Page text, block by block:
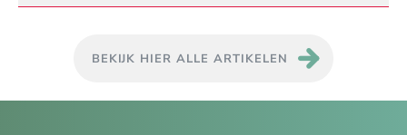
BEKIJK HIER ALLE ARTIKELEN